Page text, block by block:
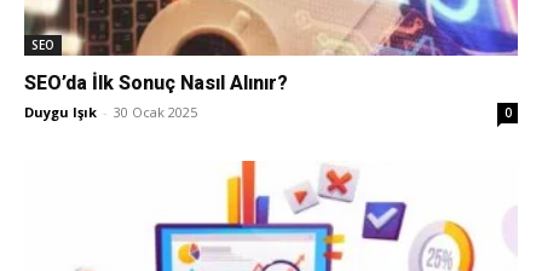
ASO,
SEO
SEO’da İlk Sonuç Nasıl Alınır?
Duygu Işık - 30 Ocak 2025 0